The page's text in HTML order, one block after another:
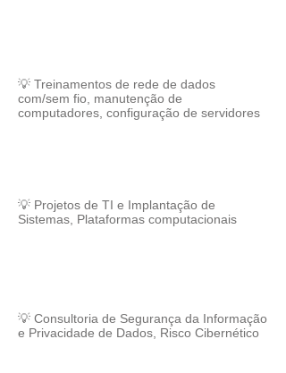
💡 Treinamentos de rede de dados
com/sem fio, manutenção de
computadores, configuração de servidores
💡 Projetos de TI e Implantação de
Sistemas, Plataformas computacionais
💡 Consultoria de Segurança da Informação
e Privacidade de Dados, Risco Cibernético